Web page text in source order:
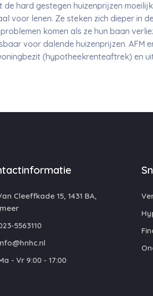
hard gestegen huizenprijzen
voor lenen. Ze steken zich dieper in
komen als ze hun baan
voor dalende huizenprijzen. AFM
(hypotheekrenteaftrek) en
Cleeffkade 15, 1431 BA,
5563110
- Vr 9:00 - 17:00